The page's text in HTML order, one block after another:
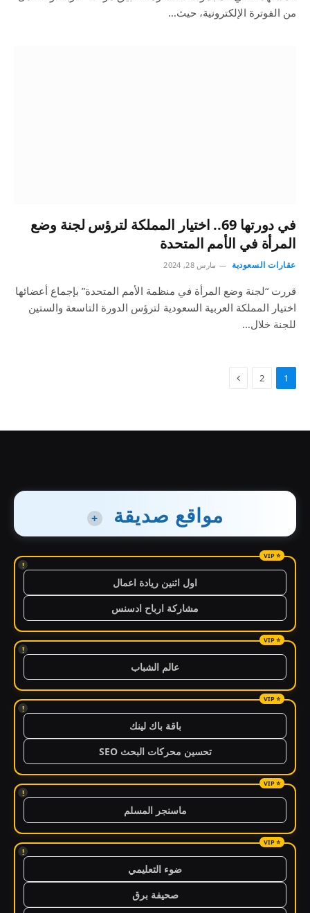
من الفوترة الإلكترونية، حيث…
في دورتها 69.. اختيار المملكة لترؤس لجنة وضع
المرأة في الأمم المتحدة
عقارات السعودية مارس 28, 2024
قررت “لجنة وضع المرأة في منظمة الأمم المتحدة” بإجماع أعضائها
اختيار المملكة العربية السعودية لترؤس الدورة التاسعة والستين
للجنة خلال…
1
2
مواقع صديقة +
!
اول اثنين ريادة اعمال
مشاركة ارباح ادسنس
!
عالم الشباب
!
باقة باك لينك
تحسين محركات البحث SEO
!
ماسنجر المسلم
!
ضوء التعليمي
صحيفة برق